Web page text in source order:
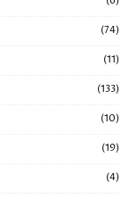
(74)
(11)
(133)
(10)
(19)
(4)